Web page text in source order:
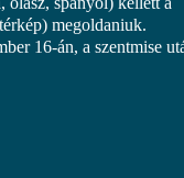
megoldaniuk.
16-án, a szentmise